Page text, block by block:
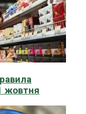
жовтня